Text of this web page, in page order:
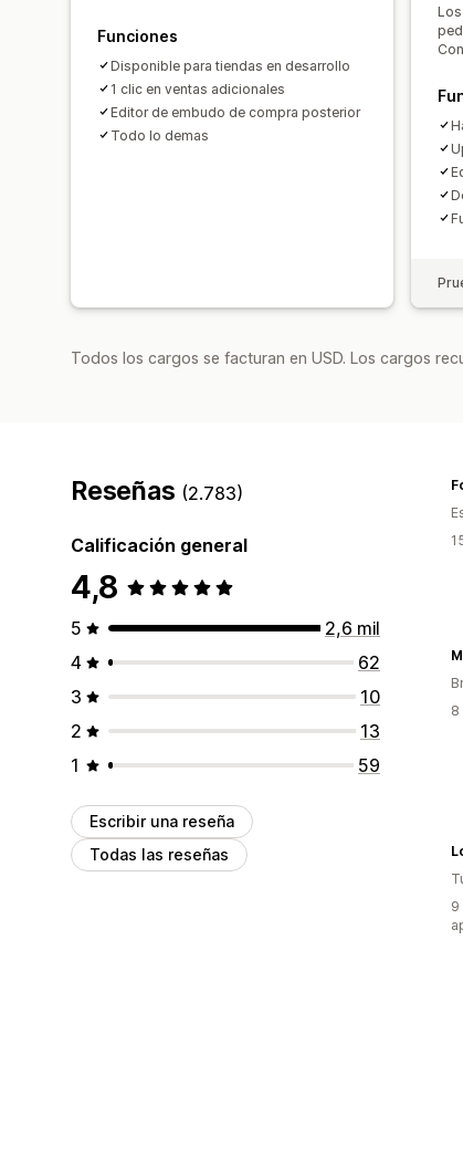
Funciones
Disponible para tiendas en desarrollo
1 clic en ventas adicionales
Editor de embudo de compra posterior
Todo lo demas
Todos los cargos se facturan en USD. Los cargos
Reseñas (2.783)
Calificación general
4,8
5
2,6 mil
4
62
3
10
2
13
1
59
Escribir una reseña
Todas las reseñas
8
9